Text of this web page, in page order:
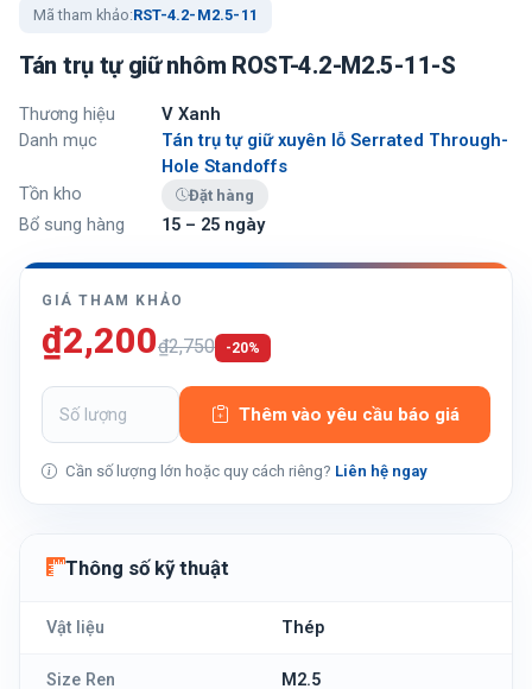
Mã tham khảo:RST-4.2-M2.5-11
Tán trụ tự giữ nhôm ROST-4.2-M2.5-11-S
Thương hiệu
V Xanh
Danh mục
Tán trụ tự giữ xuyên lỗ Serrated Through-
Hole Standoffs
Tồn kho
Đặt hàng
Bổ sung hàng 15 – 25 ngày
GIÁ THAM KHẢO
₫2,200₫2,750 -20%
Thêm vào yêu cầu báo giá
Cần số lượng lớn hoặc quy cách riêng? Liên hệ ngay
Thông số kỹ thuật
Vật liệu Thép
Size Ren M2.5